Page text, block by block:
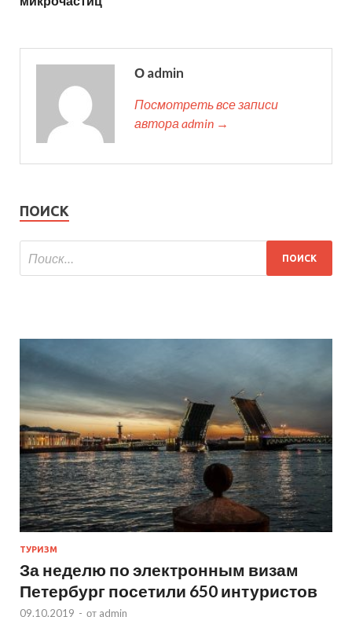
О admin
Посмотреть все записи
автора admin →
ПОИСК
ТУРИЗМ
За неделю по электронным визам
Петербург посетили 650 интуристов
09.10.2019 - от admin